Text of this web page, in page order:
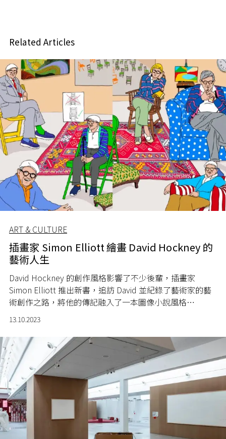
Related Articles
ART & CULTURE
插畫家 Simon Elliott 繪畫 David Hockney 的
藝術人生
David Hockney 的創作風格影響了不少後輩， 插畫家
Simon Elliott 推出新書，追訪 David 並紀錄了藝術家的藝
術創作之路，將他的傳記融入了一本圖像小說風格
《Hockney: A Graphic Life》一書中。
13.10.2023